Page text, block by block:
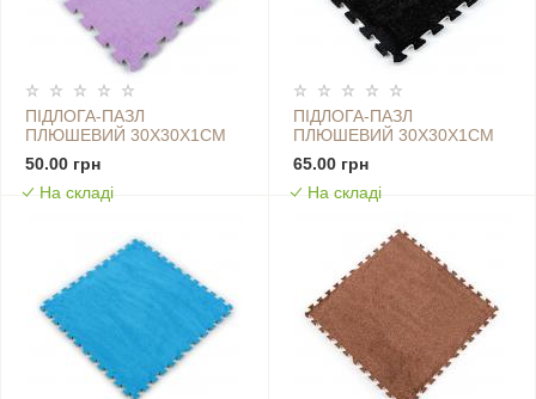
ПІДЛОГА-ПАЗЛ
ПЛЮШЕВИЙ 30Х30Х1СМ
ФІОЛЕТОВИЙ (D) SW-
00002086
50.00 грн
На складі
ПІДЛОГА-ПАЗЛ
ПЛЮШЕВИЙ 30Х30Х1СМ
ЧОРНИЙ (D) SW-00002078
65.00 грн
На складі